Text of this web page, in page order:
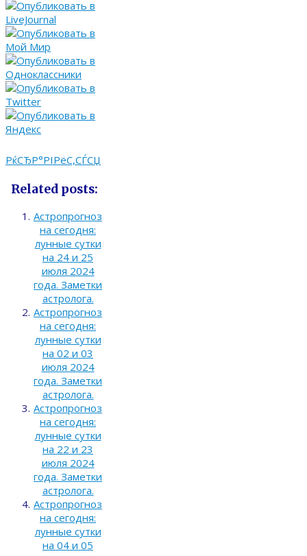
РќСЂР°РІРёС‚СЃСЏ
Related posts:
Астропрогноз
на сегодня:
лунные сутки
на 24 и 25
июля 2024
года. Заметки
астролога.
Астропрогноз
на сегодня:
лунные сутки
на 02 и 03
июля 2024
года. Заметки
астролога.
Астропрогноз
на сегодня:
лунные сутки
на 22 и 23
июля 2024
года. Заметки
астролога.
Астропрогноз
на сегодня:
лунные сутки
на 04 и 05